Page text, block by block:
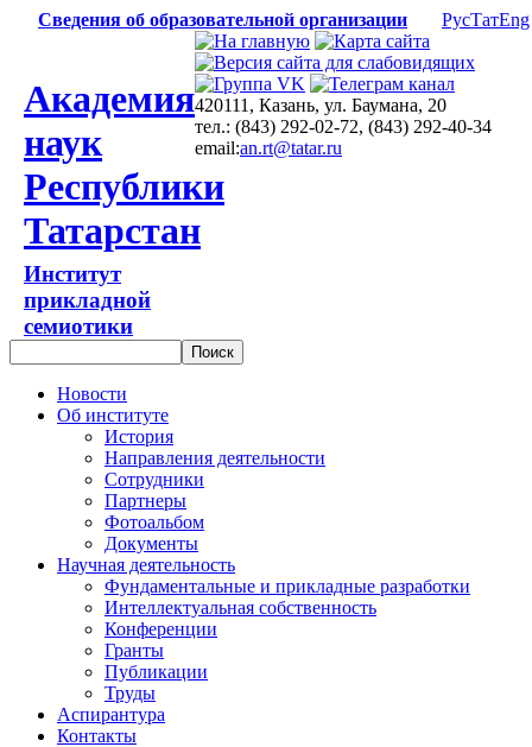
Сведения об образовательной организации РусТатEng
Академия
наук
Республики
Татарстан
Институт
прикладной
семиотики
420111, Казань, ул. Баумана, 20
тел.: (843) 292-02-72, (843) 292-40-34
email:an.rt@tatar.ru
Новости
Об институте
История
Направления деятельности
Сотрудники
Партнеры
Фотоальбом
Документы
Научная деятельность
Фундаментальные и прикладные разработки
Интеллектуальная собственность
Конференции
Гранты
Публикации
Труды
Аспирантура
Контакты